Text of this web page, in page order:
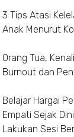
3 Tips Atasi
Anak Menurut
Orang Tua,
Burnout dan
Belajar Hargai
Empati Sejak
Lakukan Sesi